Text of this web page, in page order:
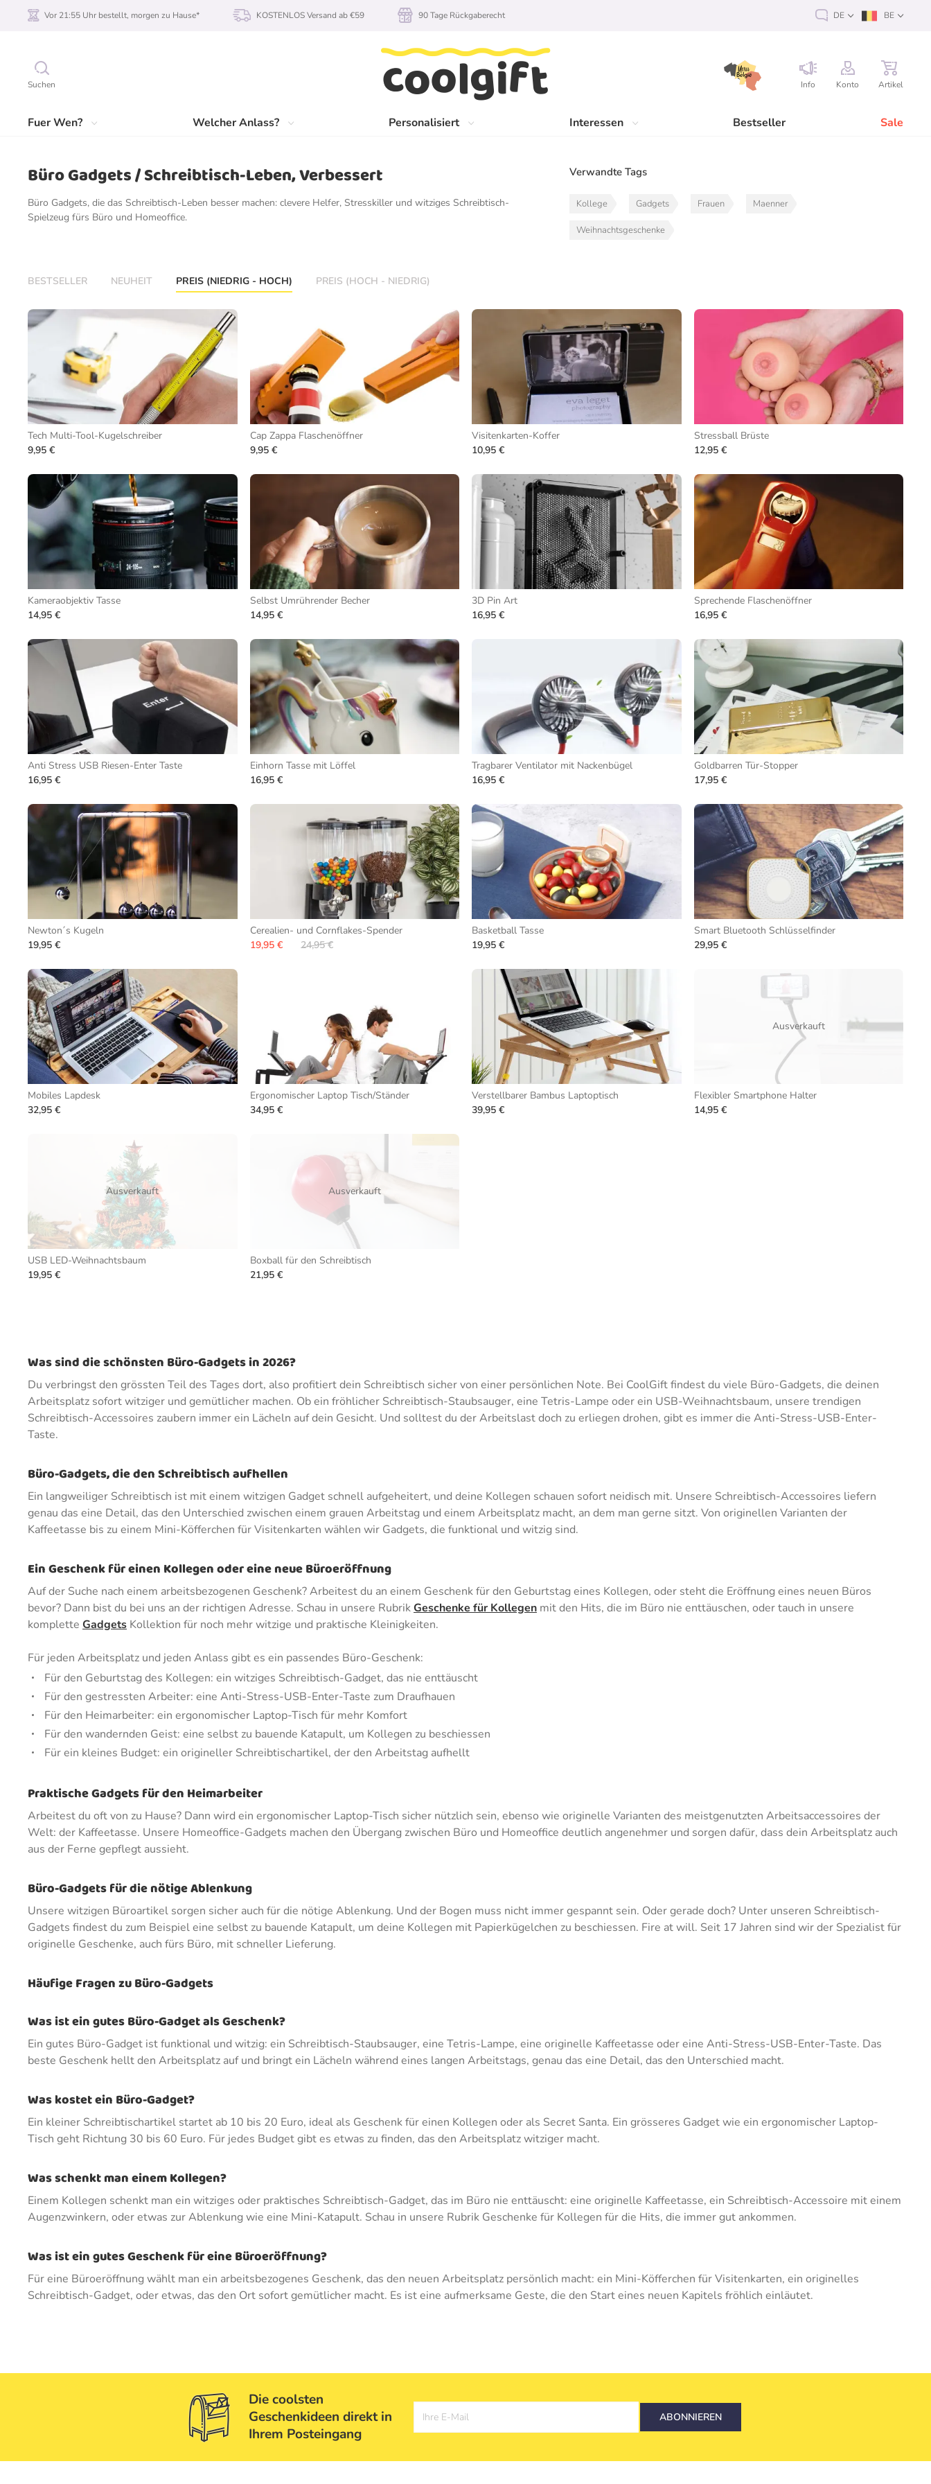
Suchen Info Konto Artikel
Fuer Wen? Welcher Anlass? Personalisiert Interessen Bestseller Sale
Vor 21:55 Uhr bestellt, morgen zu Hause* KOSTENLOS Versand ab €59 90 Tage Rückgaberecht DE BE
Büro Gadgets / Schreibtisch-Leben, Verbessert
Büro Gadgets, die das Schreibtisch-Leben besser machen: clevere Helfer, Stresskiller und witziges Schreibtisch-
Spielzeug fürs Büro und Homeoffice.
Verwandte Tags
Kollege Gadgets Frauen Maenner
Weihnachtsgeschenke
BESTSELLER NEUHEIT PREIS (NIEDRIG - HOCH) PREIS (HOCH - NIEDRIG)
Tech Multi-Tool-Kugelschreiber
9,95 €
Cap Zappa Flaschenöffner
9,95 €
Visitenkarten-Koffer
10,95 €
Stressball Brüste
12,95 €
Kameraobjektiv Tasse
14,95 €
Selbst Umrührender Becher
14,95 €
3D Pin Art
16,95 €
Sprechende Flaschenöffner
16,95 €
Anti Stress USB Riesen-Enter Taste
16,95 €
Einhorn Tasse mit Löffel
16,95 €
Tragbarer Ventilator mit Nackenbügel
16,95 €
Goldbarren Tür-Stopper
17,95 €
Newton´s Kugeln
19,95 €
Cerealien- und Cornflakes-Spender
19,95 €
24,95 €
Basketball Tasse
19,95 €
Smart Bluetooth Schlüsselfinder
29,95 €
Mobiles Lapdesk
32,95 €
Ergonomischer Laptop Tisch/Ständer
34,95 €
Verstellbarer Bambus Laptoptisch
39,95 €
Ausverkauft
Flexibler Smartphone Halter
14,95 €
Ausverkauft
USB LED-Weihnachtsbaum
19,95 €
Ausverkauft
Boxball für den Schreibtisch
21,95 €
Was sind die schönsten Büro-Gadgets in 2026?
Du verbringst den grössten Teil des Tages dort, also profitiert dein Schreibtisch sicher von einer persönlichen Note. Bei CoolGift findest du viele Büro-Gadgets, die deinen
Arbeitsplatz sofort witziger und gemütlicher machen. Ob ein fröhlicher Schreibtisch-Staubsauger, eine Tetris-Lampe oder ein USB-Weihnachtsbaum, unsere trendigen
Schreibtisch-Accessoires zaubern immer ein Lächeln auf dein Gesicht. Und solltest du der Arbeitslast doch zu erliegen drohen, gibt es immer die Anti-Stress-USB-Enter-
Taste.
Büro-Gadgets, die den Schreibtisch aufhellen
Ein langweiliger Schreibtisch ist mit einem witzigen Gadget schnell aufgeheitert, und deine Kollegen schauen sofort neidisch mit. Unsere Schreibtisch-Accessoires liefern
genau das eine Detail, das den Unterschied zwischen einem grauen Arbeitstag und einem Arbeitsplatz macht, an dem man gerne sitzt. Von originellen Varianten der
Kaffeetasse bis zu einem Mini-Köfferchen für Visitenkarten wählen wir Gadgets, die funktional und witzig sind.
Ein Geschenk für einen Kollegen oder eine neue Büroeröffnung
Auf der Suche nach einem arbeitsbezogenen Geschenk? Arbeitest du an einem Geschenk für den Geburtstag eines Kollegen, oder steht die Eröffnung eines neuen Büros
bevor? Dann bist du bei uns an der richtigen Adresse. Schau in unsere RubrikGeschenke für Kollegen mit den Hits, die im Büro nie enttäuschen, oder tauch in unsere
komplette Gadgets Kollektion für noch mehr witzige und praktische Kleinigkeiten.
Für jeden Arbeitsplatz und jeden Anlass gibt es ein passendes Büro-Geschenk:
Für den Geburtstag des Kollegen: ein witziges Schreibtisch-Gadget, das nie enttäuscht
Für den gestressten Arbeiter: eine Anti-Stress-USB-Enter-Taste zum Draufhauen
Für den Heimarbeiter: ein ergonomischer Laptop-Tisch für mehr Komfort
Für den wandernden Geist: eine selbst zu bauende Katapult, um Kollegen zu beschiessen
Für ein kleines Budget: ein origineller Schreibtischartikel, der den Arbeitstag aufhellt
Praktische Gadgets für den Heimarbeiter
Arbeitest du oft von zu Hause? Dann wird ein ergonomischer Laptop-Tisch sicher nützlich sein, ebenso wie originelle Varianten des meistgenutzten Arbeitsaccessoires der
Welt: der Kaffeetasse. Unsere Homeoffice-Gadgets machen den Übergang zwischen Büro und Homeoffice deutlich angenehmer und sorgen dafür, dass dein Arbeitsplatz auch
aus der Ferne gepflegt aussieht.
Büro-Gadgets für die nötige Ablenkung
Unsere witzigen Büroartikel sorgen sicher auch für die nötige Ablenkung. Und der Bogen muss nicht immer gespannt sein. Oder gerade doch? Unter unseren Schreibtisch-
Gadgets findest du zum Beispiel eine selbst zu bauende Katapult, um deine Kollegen mit Papierkügelchen zu beschiessen. Fire at will. Seit 17 Jahren sind wir der Spezialist für
originelle Geschenke, auch fürs Büro, mit schneller Lieferung.
Häufige Fragen zu Büro-Gadgets
Was ist ein gutes Büro-Gadget als Geschenk?
Ein gutes Büro-Gadget ist funktional und witzig: ein Schreibtisch-Staubsauger, eine Tetris-Lampe, eine originelle Kaffeetasse oder eine Anti-Stress-USB-Enter-Taste. Das
beste Geschenk hellt den Arbeitsplatz auf und bringt ein Lächeln während eines langen Arbeitstags, genau das eine Detail, das den Unterschied macht.
Was kostet ein Büro-Gadget?
Ein kleiner Schreibtischartikel startet ab 10 bis 20 Euro, ideal als Geschenk für einen Kollegen oder als Secret Santa. Ein grösseres Gadget wie ein ergonomischer Laptop-
Tisch geht Richtung 30 bis 60 Euro. Für jedes Budget gibt es etwas zu finden, das den Arbeitsplatz witziger macht.
Was schenkt man einem Kollegen?
Einem Kollegen schenkt man ein witziges oder praktisches Schreibtisch-Gadget, das im Büro nie enttäuscht: eine originelle Kaffeetasse, ein Schreibtisch-Accessoire mit einem
Augenzwinkern, oder etwas zur Ablenkung wie eine Mini-Katapult. Schau in unsere Rubrik Geschenke für Kollegen für die Hits, die immer gut ankommen.
Was ist ein gutes Geschenk für eine Büroeröffnung?
Für eine Büroeröffnung wählt man ein arbeitsbezogenes Geschenk, das den neuen Arbeitsplatz persönlich macht: ein Mini-Köfferchen für Visitenkarten, ein originelles
Schreibtisch-Gadget, oder etwas, das den Ort sofort gemütlicher macht. Es ist eine aufmerksame Geste, die den Start eines neuen Kapitels fröhlich einläutet.
Die coolsten
Geschenkideen direkt in
Ihrem Posteingang
Ihre E-Mail ABONNIEREN